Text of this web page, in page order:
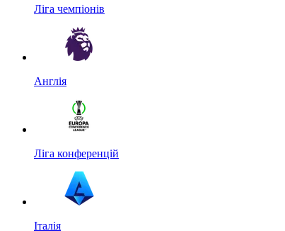
Ліга чемпіонів
Англія
Ліга конференцій
Італія